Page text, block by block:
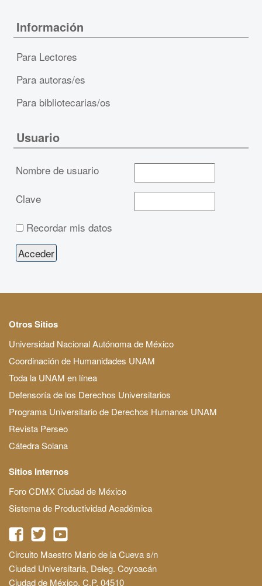
Información
Para Lectores
Para autoras/es
Para bibliotecarias/os
Usuario
Nombre de usuario
Clave
Recordar mis datos
Otros Sitios
Universidad Nacional Autónoma de México
Coordinación de Humanidades UNAM
Toda la UNAM en línea
Defensoría de los Derechos Universitarios
Programa Universitario de Derechos Humanos UNAM
Revista Perseo
Cátedra Solana
Sitios Internos
Foro CDMX Ciudad de México
Sistema de Productividad Académica
Circuito Maestro Mario de la Cueva s/n
Ciudad Universitaria, Deleg. Coyoacán
Ciudad de México, C.P. 04510